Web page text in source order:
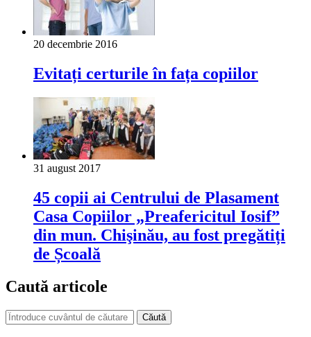
20 decembrie 2016
Evitați certurile în fața copiilor
31 august 2017
45 copii ai Centrului de Plasament
Casa Copiilor „Preafericitul Iosif”
din mun. Chişinău, au fost pregătiți
de Școală
Caută articole
Căută